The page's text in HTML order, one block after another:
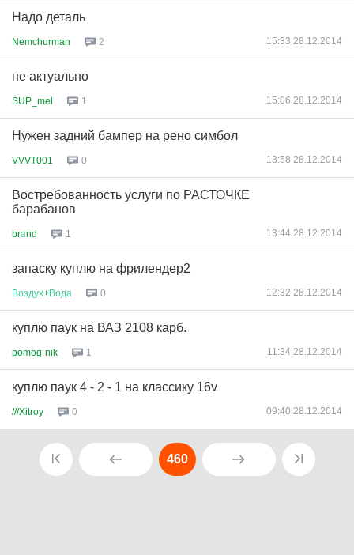
Надо деталь
Nemchurman 2 15:33 28.12.2014
не актуально
SUP_mel 1 15:06 28.12.2014
Нужен задний бампер на рено симбол
VVVT001 0 13:58 28.12.2014
Востребованность услуги по РАСТОЧКЕ
барабанов
brаnd 1 13:44 28.12.2014
запаску куплю на фрилендер2
Воздух+Вода 0 12:32 28.12.2014
куплю паук на ВАЗ 2108 карб.
pomog-nik 1 11:34 28.12.2014
куплю паук 4 - 2 - 1 на классику 16v
///Xitroy 0 09:40 28.12.2014
460